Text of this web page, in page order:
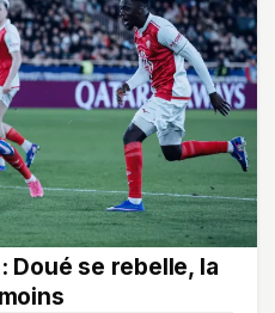
Doué se rebelle, la